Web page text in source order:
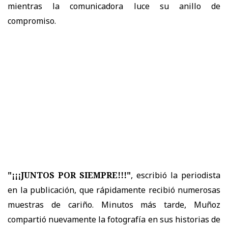
mientras la comunicadora luce su anillo de
compromiso.
"¡¡¡JUNTOS POR SIEMPRE!!!", escribió la periodista
en la publicación, que rápidamente recibió numerosas
muestras de cariño. Minutos más tarde, Muñoz
compartió nuevamente la fotografía en sus historias de